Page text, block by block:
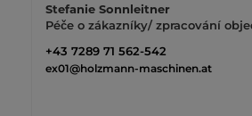
Stefanie Sonnleitner
Péče o zákazníky/ zpracování
+43 7289 71 562-542
ex01@holzmann-maschinen.at